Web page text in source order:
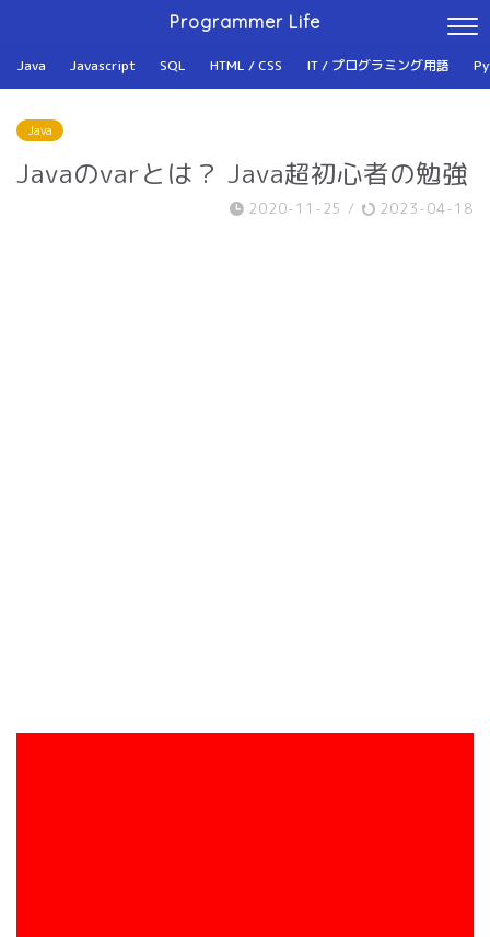
Programmer Life
Java Javascript SQL HTML / CSS IT / プログラミング用語
Java
Javaのvarとは？ Java超初心者の勉強
2020-11-25 / 2023-04-18